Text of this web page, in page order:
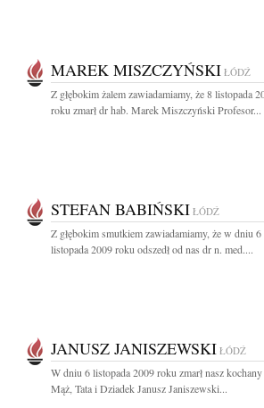
MAREK MISZCZYŃSKI ŁÓDŹ
Z głębokim żalem zawiadamiamy, że 8 listopada
roku zmarł dr hab. Marek Miszczyński Profesor...
STEFAN BABIŃSKI ŁÓDŹ
Z głębokim smutkiem zawiadamiamy, że w dniu 6
listopada 2009 roku odszedł od nas dr n. med....
JANUSZ JANISZEWSKI ŁÓDŹ
W dniu 6 listopada 2009 roku zmarł nasz kochany
Mąż, Tata i Dziadek Janusz Janiszewski...